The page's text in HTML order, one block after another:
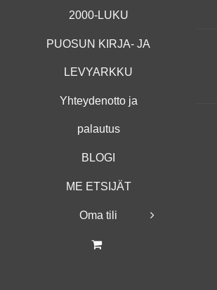
2000-LUKU
PUOSUN KIRJA- JA
LEVYARKKU
Yhteydenotto ja
palautus
BLOGI
ME ETSIJÄT
Oma tili